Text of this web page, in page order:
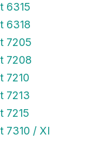
6315
6318
7205
7208
7210
7213
7215
7310 / XI